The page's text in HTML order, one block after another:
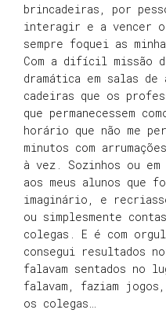
brincadeiras, por
interagir e a vencer
sempre foquei as
Com a difícil missão
dramática em salas de
cadeiras que os
que permanecessem
horário que não me
minutos com
à vez. Sozinhos ou em
aos meus alunos que
imaginário, e
ou simplesmente
colegas. E é com
consegui resultados
falavam sentados no
falavam, faziam
os colegas…